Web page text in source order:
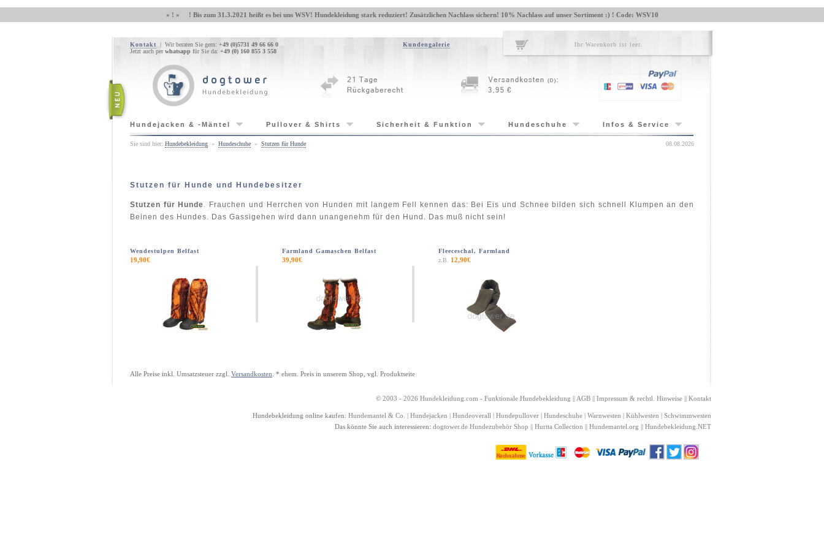
» ! » ! Bis zum 31.3.2021 heißt es bei uns WSV! Hundekleidung stark reduziert! Zusätzlichen Nachlass sichern! 10% Nachlassauf unser Sortiment :) ! Code: WSV10
Kontakt | Wir beraten Sie gern: +49 (0)5731 49 66 66 0
Jetzt auch perwhatsapp für Sie da: +49 (0) 160 855 3 558
Hundejacken & -Mäntel Pullover & Shirts Sicherheit & Funktion Hundeschuhe Infos & Service
Sie sind hier: Hundebekleidung » Hundeschuhe » Stutzen für Hunde 08.08.2026
Kundengalerie Ihr Warenkorb ist leer.
Stutzen für Hunde und Hundebesitzer
Stutzen für Hunde. Frauchen und Herrchen von Hunden mit langem Fell kennen das: Bei Eis und Schnee bilden sich schnell Klumpen an den
Beinen des Hundes. Das Gassigehen wird dann unangenehm für den Hund. Das muß nicht sein!
Wendestulpen Belfast
19,90€
Farmland Gamaschen Belfast
39,90€
Fleeceschal, Farmland
z.B.
12,90€
Alle Preise inkl. Umsatzsteuer zzgl. Versandkosten . * ehem. Preis in unserem Shop, vgl. Produktseite
© 2003 - 2026 Hundekleidung .com - Funktionale Hundebekleidung || AGB || Impressum & rechtl. Hinweise || Kontakt
Hundebekleidung online kaufen: Hundemantel & Co. | Hundejacken | Hundeoverall | Hundepullover | Hundeschuhe | Warnwesten | Kühlwesten | Schwimmwesten
Das könnte Sie auch interessieren: dogtower.de Hundezubehör Shop || Hurtta Collection || Hundemantel .org || Hundebekleidung .NET